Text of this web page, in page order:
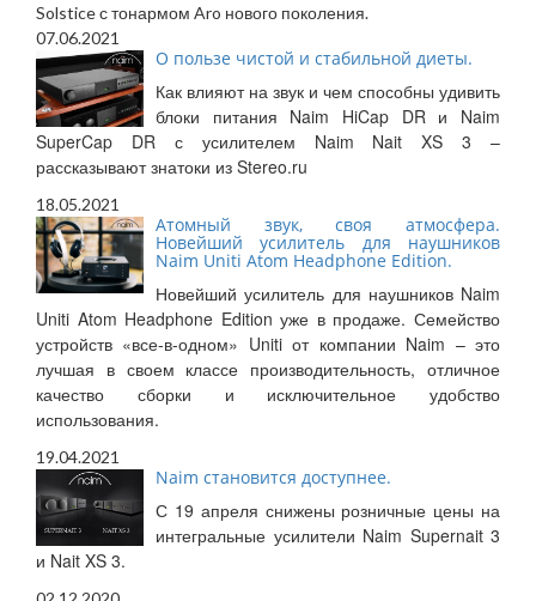
Solstice с тонармом Aro нового поколения.
07.06.2021
О пользе чистой и стабильной диеты.
Как влияют на звук и чем способны удивить
блоки питания Naim HiCap DR и Naim
SuperCap DR с усилителем Naim Nait XS 3 –
рассказывают знатоки из Stereo.ru
18.05.2021
Атомный звук, своя атмосфера.
Новейший усилитель для наушников
Naim Uniti Atom Headphone Edition.
Новейший усилитель для наушников Naim
Uniti Atom Headphone Edition уже в продаже. Семейство
устройств «все-в-одном» Uniti от компании Naim – это
лучшая в своем классе производительность, отличное
качество сборки и исключительное удобство
использования.
19.04.2021
Naim становится доступнее.
С 19 апреля снижены розничные цены на
интегральные усилители Naim Supernait 3
и Nait XS 3.